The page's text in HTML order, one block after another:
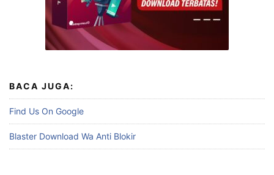
BACA JUGA:
Find Us On Google
Blaster Download Wa Anti Blokir